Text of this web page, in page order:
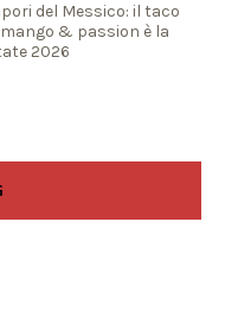
del Messico: il taco
& passion è la
2026